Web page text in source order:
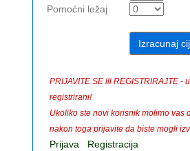
Pomoćni ležaj
PRIJAVITE SE ili REGISTRIRAJTE -
registrirani!
Ukoliko ste novi korisnik molimo vas
nakon toga prijavite da biste mogli
Prijava Registracija